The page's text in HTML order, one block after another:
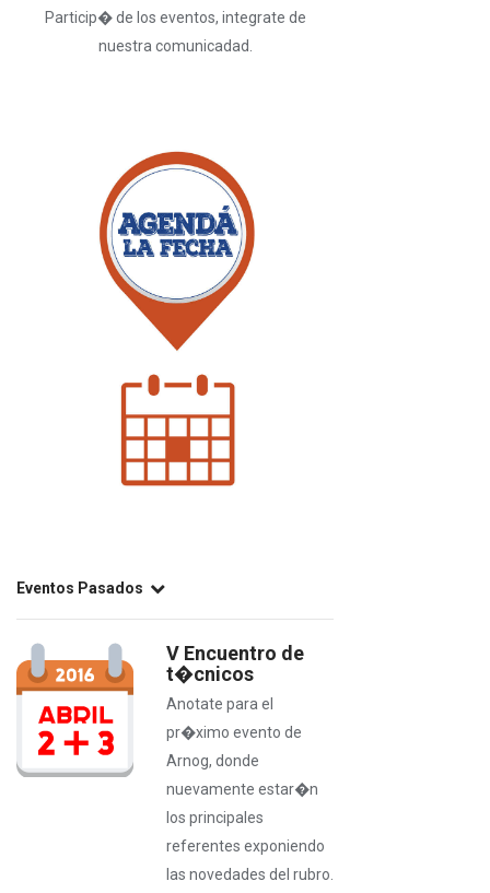
Particip� de los eventos, integrate de
nuestra comunicadad.
Eventos Pasados
V Encuentro de
t�cnicos
Anotate para el
pr�ximo evento de
Arnog, donde
nuevamente estar�n
los principales
referentes exponiendo
las novedades del rubro.